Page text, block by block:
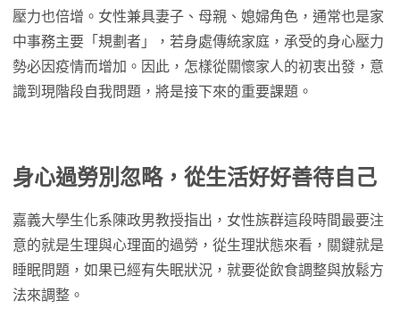
壓力也倍增。女性兼具妻子、母親、媳婦角色，通常也是家
中事務主要「規劃者」，若身處傳統家庭，承受的身心壓力
勢必因疫情而增加。因此，怎樣從關懷家人的初衷出發，意
識到現階段自我問題，將是接下來的重要課題。
身心過勞別忽略，從生活好好善待自己
嘉義大學生化系陳政男教授指出，女性族群這段時間最要注
意的就是生理與心理面的過勞，從生理狀態來看，關鍵就是
睡眠問題，如果已經有失眠狀況，就要從飲食調整與放鬆方
法來調整。